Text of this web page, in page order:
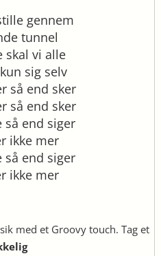
gennem
tunnel
skal vi alle
sig selv
så end sker
så end sker
så end siger
ikke mer
så end siger
ikke mer
med et Groovy touch. Tag et